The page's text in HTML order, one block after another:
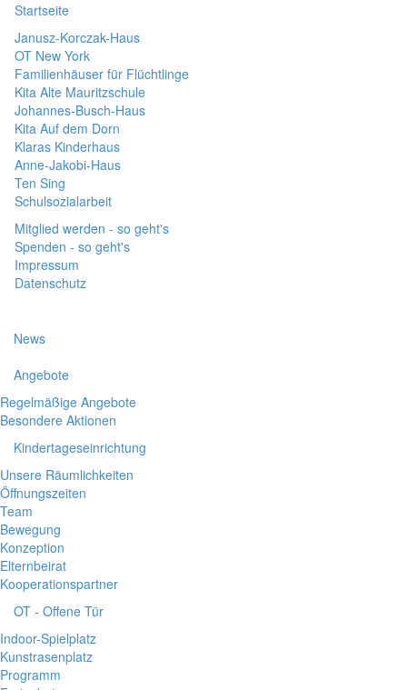
Startseite
Janusz-Korczak-Haus
OT New York
Familienhäuser für Flüchtlinge
Kita Alte Mauritzschule
Johannes-Busch-Haus
Kita Auf dem Dorn
Klaras Kinderhaus
Anne-Jakobi-Haus
Ten Sing
Schulsozialarbeit
Mitglied werden - so geht's
Spenden - so geht's
Impressum
Datenschutz
News
Angebote
Regelmäßige Angebote
Besondere Aktionen
Kindertageseinrichtung
Unsere Räumlichkeiten
Öffnungszeiten
Team
Bewegung
Konzeption
Elternbeirat
Kooperationspartner
OT - Offene Tür
Indoor-Spielplatz
Kunstrasenplatz
Programm